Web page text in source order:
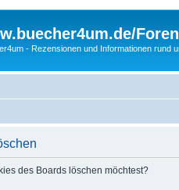
Foren
- Rezensionen und Informationen rund
des Boards löschen möchtest?